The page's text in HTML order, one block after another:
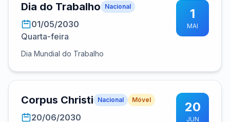
Dia do Trabalho Nacional
01/05/2030
Quarta-feira
Dia Mundial do Trabalho
1
MAI
Corpus Christi Nacional Móvel
20/06/2030
20
JUN